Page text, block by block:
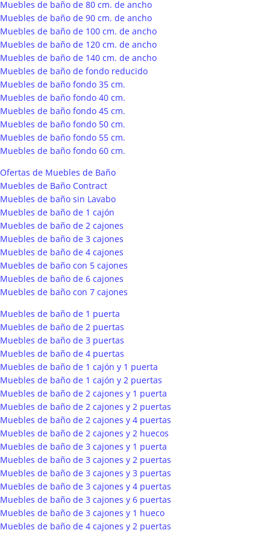
Muebles de baño de 80 cm. de ancho
Muebles de baño de 90 cm. de ancho
Muebles de baño de 100 cm. de ancho
Muebles de baño de 120 cm. de ancho
Muebles de baño de 140 cm. de ancho
Muebles de baño de fondo reducido
Muebles de baño fondo 35 cm.
Muebles de baño fondo 40 cm.
Muebles de baño fondo 45 cm.
Muebles de baño fondo 50 cm.
Muebles de baño fondo 55 cm.
Muebles de baño fondo 60 cm.
Ofertas de Muebles de Baño
Muebles de Baño Contract
Muebles de baño sin Lavabo
Muebles de baño de 1 cajón
Muebles de baño de 2 cajones
Muebles de baño de 3 cajones
Muebles de baño de 4 cajones
Muebles de baño con 5 cajones
Muebles de baño de 6 cajones
Muebles de baño con 7 cajones
Muebles de baño de 1 puerta
Muebles de baño de 2 puertas
Muebles de baño de 3 puertas
Muebles de baño de 4 puertas
Muebles de baño de 1 cajón y 1 puerta
Muebles de baño de 1 cajón y 2 puertas
Muebles de baño de 2 cajones y 1 puerta
Muebles de baño de 2 cajones y 2 puertas
Muebles de baño de 2 cajones y 4 puertas
Muebles de baño de 2 cajones y 2 huecos
Muebles de baño de 3 cajones y 1 puerta
Muebles de baño de 3 cajones y 2 puertas
Muebles de baño de 3 cajones y 3 puertas
Muebles de baño de 3 cajones y 4 puertas
Muebles de baño de 3 cajones y 6 puertas
Muebles de baño de 3 cajones y 1 hueco
Muebles de baño de 4 cajones y 2 puertas